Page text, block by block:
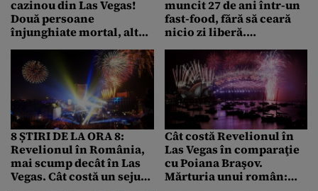
cazinou din Las Vegas!
Două persoane
înjunghiate mortal, alte
VIDEO
muncit 27 de ani într-un
fast-food, fără să ceară
nicio zi liberă.
„recompensa” primită i-
a adus, în cinci zile, o
treime din salariul
minim pentru toți anii
8 ȘTIRI DE LA ORA 8:
Revelionul în România,
mai scump decât în Las
Vegas. Cât costă un sejur
Cât costă Revelionul în
Las Vegas în comparaţie
cu Poiana Braşov.
Mărturia unui român: